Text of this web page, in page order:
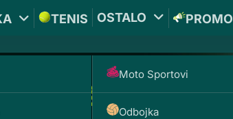
TENIS OSTALO
Moto Sportovi
Odbojka
PROMO